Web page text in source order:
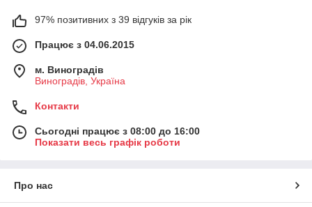
97% позитивних з 39 відгуків за рік
Працює з 04.06.2015
м. Виноградів
Виноградів, Україна
Контакти
Сьогодні працює з 08:00 до 16:00
Показати весь графік роботи
Про нас